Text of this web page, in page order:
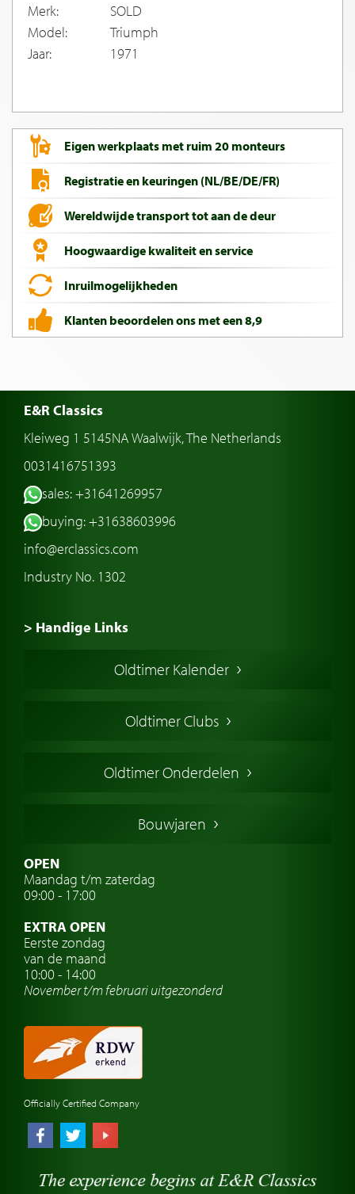
Merk:
SOLD
Model:
Triumph
Jaar:
1971
Eigen werkplaats met ruim 20 monteurs
Registratie en keuringen (NL/BE/DE/FR)
Wereldwijde transport tot aan de deur
Hoogwaardige kwaliteit en service
Inruilmogelijkheden
Klanten beoordelen ons met een 8,9
E&R Classics
Kleiweg 1 5145NA Waalwijk, The Netherlands
0031416751393
sales: +31641269957
buying: +31638603996
info@erclassics.com
Industry No. 1302
> Handige Links
Amerikaanse oldtimers
Franse oldtimers
Zweedse oldtimers
Oldtimer verzekering
Oldtimer reizen
Oldtimerwerkplaats
Automerk horloges
Classic cars Nederland
Oldtimer Kalender
Oldtimer Clubs
Oldtimer Onderdelen
Bouwjaren
OPEN
Maandag t/m zaterdag
09:00 - 17:00
EXTRA OPEN
Eerste zondag
van de maand
10:00 - 14:00
November t/m februariuitgezonderd
Officially Certified Company